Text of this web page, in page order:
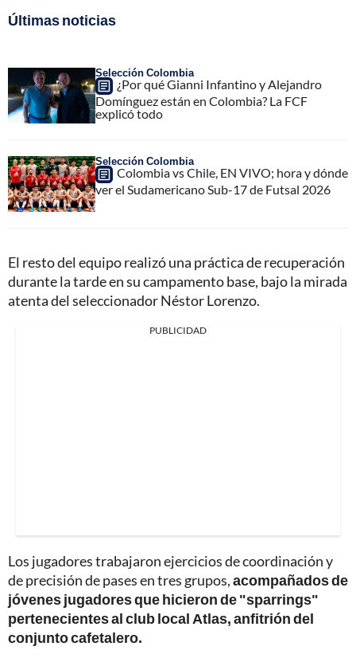
Últimas noticias
Selección Colombia
¿Por qué Gianni Infantino y Alejandro
Domínguez están en Colombia? La FCF
explicó todo
Selección Colombia
Colombia vs Chile, EN VIVO; hora y dónde
ver el Sudamericano Sub-17 de Futsal 2026
El resto del equipo realizó una práctica de recuperación
durante la tarde en su campamento base, bajo la mirada
atenta del seleccionador Néstor Lorenzo.
PUBLICIDAD
Los jugadores trabajaron ejercicios de coordinación y
de precisión de pases en tres grupos,acompañados de
jóvenes jugadores que hicieron de "sparrings"
pertenecientes al club local Atlas, anfitrión del
conjunto cafetalero.